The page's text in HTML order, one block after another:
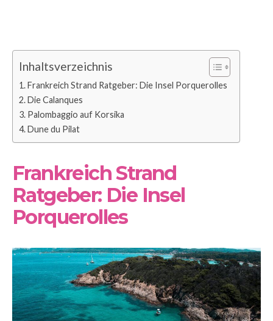
Inhaltsverzeichnis
Frankreich Strand Ratgeber: Die Insel Porquerolles
Die Calanques
Palombaggio auf Korsika
Dune du Pilat
Frankreich Strand
Ratgeber: Die Insel
Porquerolles